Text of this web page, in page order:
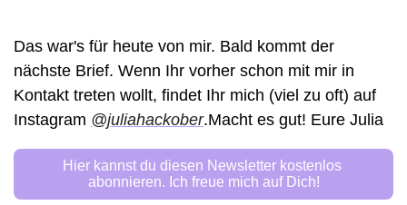
Das war's für heute von mir. Bald kommt der
nächste Brief. Wenn Ihr vorher schon mit mir in
Kontakt treten wollt, findet Ihr mich (viel zu oft) auf
Instagram @juliahackober.Macht es gut! Eure Julia
Hier kannst du diesen Newsletter kostenlos
abonnieren. Ich freue mich auf Dich!